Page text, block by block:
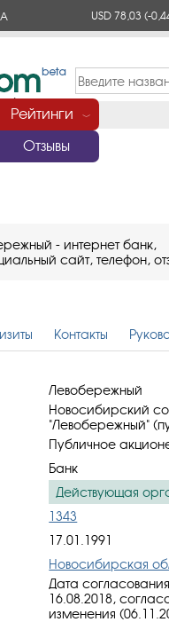
USD 78,03(-
Рейтинги ﹀
Отзывы
- интернет банк,
сайт, телефон,
Контакты
Левобережный
Новосибирский
"Левобережный"
Публичное
Банк
Действующая
1343
17.01.1991
Новосибирская
Дата
16.08.2018,
изменения